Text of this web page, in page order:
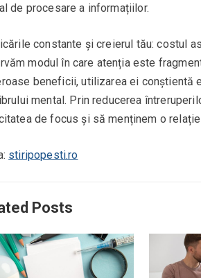
de procesare a informațiilor.
constante și creierul tău: costul
modul în care atenția este
beneficii, utilizarea ei conștientă
mental. Prin reducerea
de focus și să menținem o
stiripopesti.ro
Posts